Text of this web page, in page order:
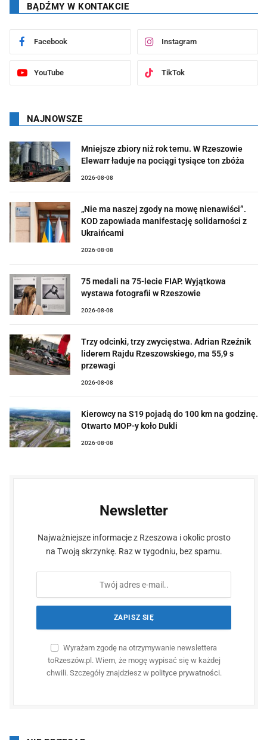
BĄDŹMY W KONTAKCIE
Facebook Instagram
YouTube TikTok
NAJNOWSZE
Mniejsze zbiory niż rok temu. W Rzeszowie
Elewarr ładuje na pociągi tysiące ton zbóża
2026-08-08
„Nie ma naszej zgody na mowę nienawiści”.
KOD zapowiada manifestację solidarności z
Ukraińcami
2026-08-08
75 medali na 75-lecie FIAP. Wyjątkowa
wystawa fotografii w Rzeszowie
2026-08-08
Trzy odcinki, trzy zwycięstwa. Adrian Rzeźnik
liderem Rajdu Rzeszowskiego, ma 55,9 s
przewagi
2026-08-08
Kierowcy na S19 pojadą do 100 km na godzinę.
Otwarto MOP-y koło Dukli
2026-08-08
Newsletter
Najważniejsze informacje z Rzeszowa i okolic prosto
na Twoją skrzynkę. Raz w tygodniu, bez spamu.
Wyrażam zgodę na otrzymywanie newslettera
toRzeszów.pl. Wiem, że mogę wypisać się w każdej
chwili. Szczegóły znajdziesz w polityce prywatności.